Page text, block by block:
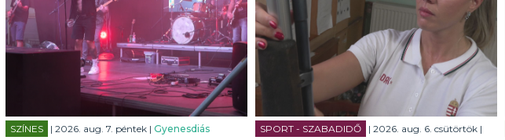
SZÍNES | 2026. aug. 7. péntek | Gyenesdiás SPORT - SZABADIDŐ | 2026. aug. 6. csütörtök |